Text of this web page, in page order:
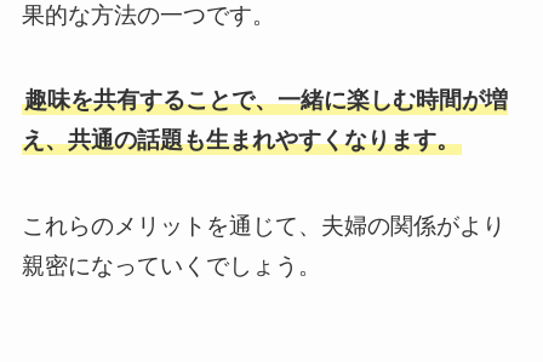
果的な方法の一つです。
趣味を共有することで、一緒に楽しむ時間が増
え、共通の話題も生まれやすくなります。
これらのメリットを通じて、夫婦の関係がより
親密になっていくでしょう。